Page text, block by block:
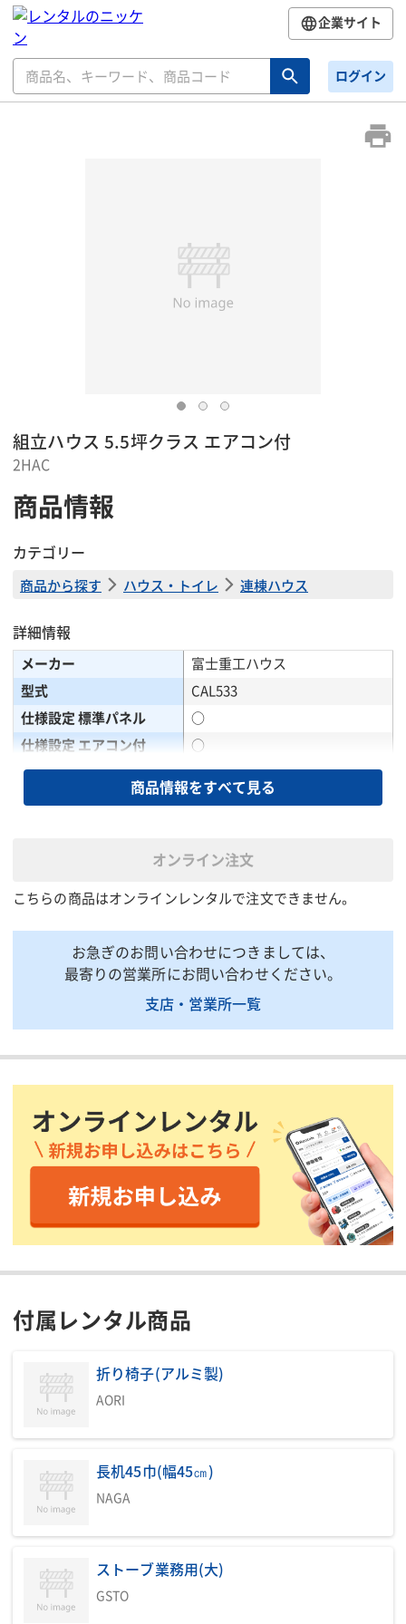
企業サイト
ログイン
組立ハウス 5.5坪クラス エアコン付
2HAC
商品情報
カテゴリー
商品から探す ハウス・トイレ 連棟ハウス
詳細情報
メーカー
富士重工ハウス
型式
CAL533
仕様設定 標準パネル
○
仕様設定 エアコン付
○
仕様設定 木目パネル
○
仕様設定 木目パネル エア
○
天井付ダブル×4/エアコン用
電気設備 換気扇
1
全長(mm)
4670
3857:組立時/1970:折畳み時
全高(mm)
2425
室内高(mm)
2158
床面積(㎡)
17.64(5.3坪)
床面耐荷重(N/㎡{kgf/
㎡})
約1765{180}
質量(kg) 1400
掲載されている仕様は、代表的な機種です。実際に納品されるものとは異なる場合
がございます。詳しい仕様につきましては、最寄の営業所までお問い合わせ下さ
商品説明・特徴
用いただく営業所にご確認ください。
※10㎡を超える建物は、建築確認申請が必要です。また、設置場
所や規模などにより建築基準法の制限を受ける事がありますの
で、設置場所の行政機関(建築指導課等)に確認する事が必要で
PDF
商品情報をすべて見る
オンライン注文
こちらの商品はオンラインレンタルで注文できません。
お急ぎのお問い合わせにつきましては、
最寄りの営業所にお問い合わせください。
支店・営業所一覧
付属レンタル商品
折り椅子(アルミ製)
AORI
長机45巾(幅45㎝)
NAGA
ストーブ業務用(大)
GSTO